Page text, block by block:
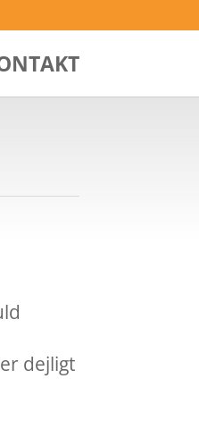
dejligt